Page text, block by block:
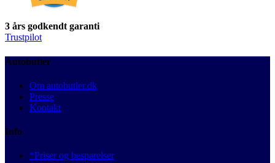
3 års godkendt garanti
Trustpilot
Autobutler
Om autobutler.dk
Presse
Kontakt
Info
*Priser og besparelser